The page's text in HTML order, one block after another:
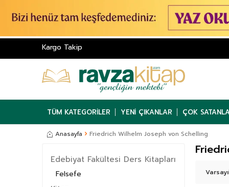
Kargo Takip
TÜM KATEGORILER YENI ÇIKANLAR ÇOK
Anasayfa Friedrich Wilhelm Joseph von Schelling
Edebiyat Fakültesi Ders Kitapları
Felsefe